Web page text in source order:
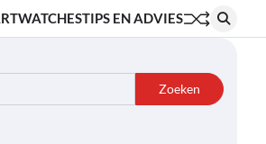
TIPS EN ADVIES
Zoeken